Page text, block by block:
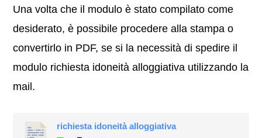
Una volta che il modulo è stato compilato come
desiderato, è possibile procedere alla stampa o
convertirlo in PDF, se si la necessità di spedire il
modulo richiesta idoneità alloggiativa utilizzando la
mail.
richiesta idoneità alloggiativa